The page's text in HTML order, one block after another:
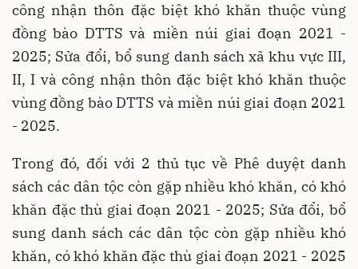
công nhận thôn đặc biệt khó khăn thuộc vùng
đồng bào DTTS và miền núi giai đoạn 2021 -
2025; Sửa đổi, bổ sung danh sách xã khu vực III,
II, I và công nhận thôn đặc biệt khó khăn thuộc
vùng đồng bào DTTS và miền núi giai đoạn 2021
- 2025.
Trong đó, đối với 2 thủ tục về Phê duyệt danh
sách các dân tộc còn gặp nhiều khó khăn, có khó
khăn đặc thù giai đoạn 2021 - 2025; Sửa đổi, bổ
sung danh sách các dân tộc còn gặp nhiều khó
khăn, có khó khăn đặc thù giai đoạn 2021 - 2025